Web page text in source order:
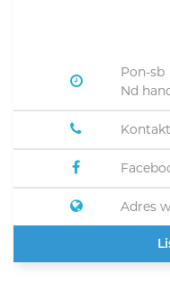
Pon-sb
Nd
Kontakt
Adres